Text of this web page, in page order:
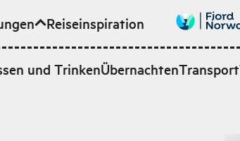
und TrinkenÜbernachtenTransport
Reiseinspiration